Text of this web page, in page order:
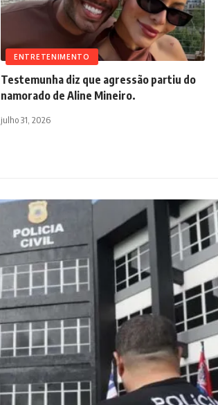
ENTRETENIMENTO
Testemunha diz que agressão partiu do
namorado de Aline Mineiro.
julho 31, 2026